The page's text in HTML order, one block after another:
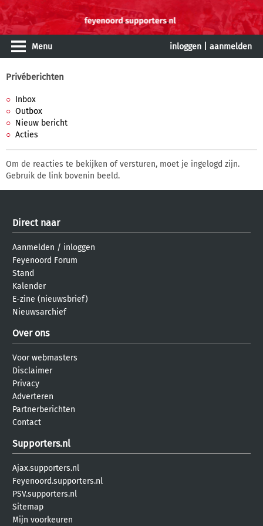
Menu inloggen aanmelden
Privéberichten
Inbox
Outbox
Nieuw bericht
Acties
Om de reacties te bekijken of versturen, moet je ingelogd zijn.
Gebruik de link bovenin beeld.
Direct naar
Aanmelden / inloggen
Feyenoord Forum
Stand
Kalender
E-zine (nieuwsbrief)
Nieuwsarchief
Over ons
Voor webmasters
Disclaimer
Privacy
Adverteren
Partnerberichten
Contact
Supporters.nl
Ajax.supporters.nl
Feyenoord.supporters.nl
PSV.supporters.nl
Sitemap
Mijn voorkeuren